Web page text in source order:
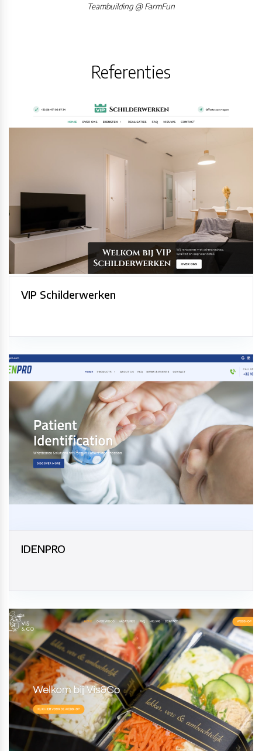
Teambuilding @ FarmFun
Referenties
VIP Schilderwerken
IDENPRO